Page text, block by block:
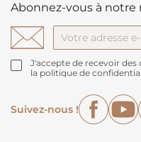
Abonnez-vous à notre
J'accepte de recevoir
la politique de
Suivez-nous !